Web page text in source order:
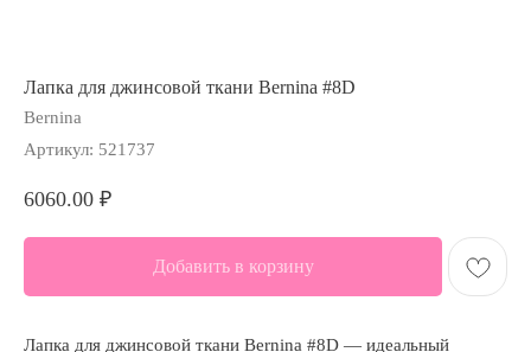
Лапка для джинсовой ткани Bernina #8D
Bernina
Артикул: 521737
6060.00 ₽
Добавить в корзину
Лапка для джинсовой ткани Bernina #8D — идеальный